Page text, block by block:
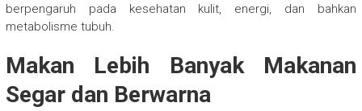
berpengaruh pada kesehatan kulit, energi, dan bahkan
metabolisme tubuh.
Makan Lebih Banyak Makanan
Segar dan Berwarna